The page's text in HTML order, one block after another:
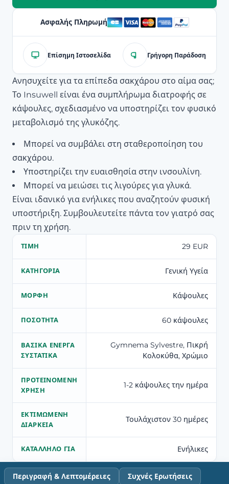
Ασφαλής Πληρωμή
Επίσημη Ιστοσελίδα Γρήγορη Παράδοση
Ανησυχείτε για τα επίπεδα σακχάρου στο αίμα σας;
Το Insuwell είναι ένα συμπλήρωμα διατροφής σε
κάψουλες, σχεδιασμένο να υποστηρίζει τον φυσικό
μεταβολισμό της γλυκόζης.
Μπορεί να συμβάλει στη σταθεροποίηση του
σακχάρου.
Υποστηρίζει την ευαισθησία στην ινσουλίνη.
Μπορεί να μειώσει τις λιγούρες για γλυκά.
Είναι ιδανικό για ενήλικες που αναζητούν φυσική
υποστήριξη. Συμβουλευτείτε πάντα τον γιατρό σας
πριν τη χρήση.
ΤΙΜΉ 29 EUR
ΚΑΤΗΓΟΡΊΑ Γενική Υγεία
ΜΟΡΦΉ Κάψουλες
ΠΟΣΌΤΗΤΑ 60 κάψουλες
ΒΑΣΙΚΆ ΕΝΕΡΓΆ
ΣΥΣΤΑΤΙΚΆ
Gymnema Sylvestre, Πικρή
Κολοκύθα, Χρώμιο
ΠΡΟΤΕΙΝΌΜΕΝΗ
ΧΡΉΣΗ
1-2 κάψουλες την ημέρα
ΕΚΤΙΜΏΜΕΝΗ
ΔΙΆΡΚΕΙΑ
Τουλάχιστον 30 ημέρες
ΚΑΤΆΛΛΗΛΟ ΓΙΑ Ενήλικες
Περιγραφή & Λεπτομέρειες Συχνές Ερωτήσεις